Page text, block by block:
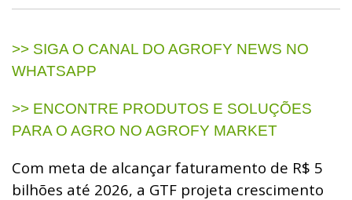
>> SIGA O CANAL DO AGROFY NEWS NO
WHATSAPP
>> ENCONTRE PRODUTOS E SOLUÇÕES
PARA O AGRO NO AGROFY MARKET
Com meta de alcançar faturamento de R$ 5
bilhões até 2026, a GTF projeta crescimento